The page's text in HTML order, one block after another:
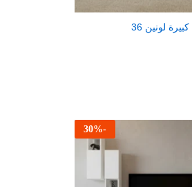
لونين 36
-
30%